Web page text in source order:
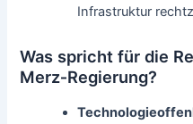
Infrastruktur
Was spricht für die
Merz‑Regierung?